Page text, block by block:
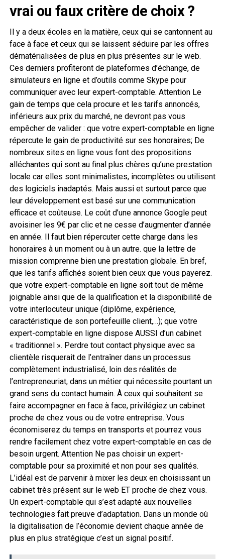
vrai ou faux critère de choix ?
Il y a deux écoles en la matière, ceux qui se cantonnent au
face à face et ceux qui se laissent séduire par les offres
dématérialisées de plus en plus présentes sur le web.
Ces derniers profiteront de plateformes d’échange, de
simulateurs en ligne et d’outils comme Skype pour
communiquer avec leur expert-comptable. Attention Le
gain de temps que cela procure et les tarifs annoncés,
inférieurs aux prix du marché, ne devront pas vous
empêcher de valider : que votre expert-comptable en ligne
répercute le gain de productivité sur ses honoraires; De
nombreux sites en ligne vous font des propositions
alléchantes qui sont au final plus chères qu’une prestation
locale car elles sont minimalistes, incomplètes ou utilisent
des logiciels inadaptés. Mais aussi et surtout parce que
leur développement est basé sur une communication
efficace et coûteuse. Le coût d’une annonce Google peut
avoisiner les 9€ par clic et ne cesse d’augmenter d’année
en année. Il faut bien répercuter cette charge dans les
honoraires à un moment ou à un autre. que la lettre de
mission comprenne bien une prestation globale. En bref,
que les tarifs affichés soient bien ceux que vous payerez.
que votre expert-comptable en ligne soit tout de même
joignable ainsi que de la qualification et la disponibilité de
votre interlocuteur unique (diplôme, expérience,
caractéristique de son portefeuille client,…); que votre
expert-comptable en ligne dispose AUSSI d’un cabinet
« traditionnel ». Perdre tout contact physique avec sa
clientèle risquerait de l’entraîner dans un processus
complètement industrialisé, loin des réalités de
l’entrepreneuriat, dans un métier qui nécessite pourtant un
grand sens du contact humain. À ceux qui souhaitent se
faire accompagner en face à face, privilégiez un cabinet
proche de chez vous ou de votre entreprise. Vous
économiserez du temps en transports et pourrez vous
rendre facilement chez votre expert-comptable en cas de
besoin urgent. Attention Ne pas choisir un expert-
comptable pour sa proximité et non pour ses qualités.
L’idéal est de parvenir à mixer les deux en choisissant un
cabinet très présent sur le web ET proche de chez vous.
Un expert-comptable qui s’est adapté aux nouvelles
technologies fait preuve d’adaptation. Dans un monde où
la digitalisation de l’économie devient chaque année de
plus en plus stratégique c’est un signal positif.